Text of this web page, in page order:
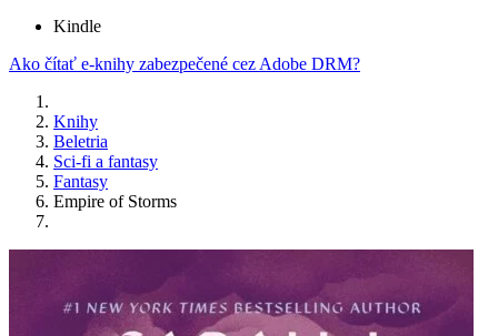
Kindle
Ako čítať e-knihy zabezpečené cez Adobe DRM?
Knihy
Beletria
Sci-fi a fantasy
Fantasy
Empire of Storms